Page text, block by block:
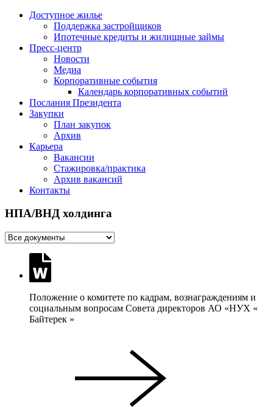
Доступное жилье
Поддержка застройщиков
Ипотечные кредиты и жилищные займы
Пресс-центр
Новости
Медиа
Корпоративные события
Календарь корпоративных событий
Послания Президента
Закупки
План закупок
Архив
Карьера
Вакансии
Стажировка/практика
Архив вакансий
Контакты
НПА/ВНД холдинга
Положение о комитете по кадрам, вознаграждениям и
социальным вопросам Совета директоров АО «НУХ «
Байтерек »